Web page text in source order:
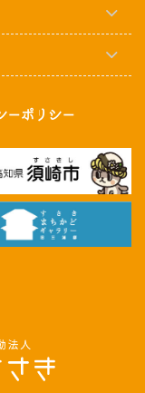
ーポリシー